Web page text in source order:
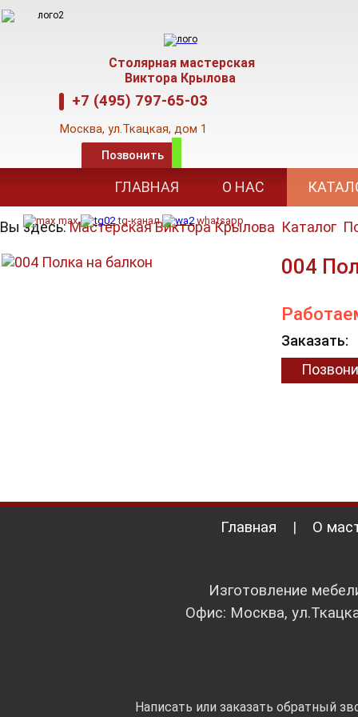
Столярная мастерская
Виктора Крылова
+7 (495) 797-65-03
Москва, ул.Ткацкая, дом 1
Позвонить
E-mail: mkva@mail.ru, www.kryloff.su
max tg-канал whatsapp
ГЛАВНАЯ О НАС
Вы здесь:Мастерская Виктора Крылова Каталог
004
Заказать:
Главная | О
Изготовление
Офис: Москва,
Написать или заказать обратный